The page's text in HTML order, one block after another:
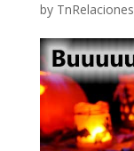
by TnRelaciones